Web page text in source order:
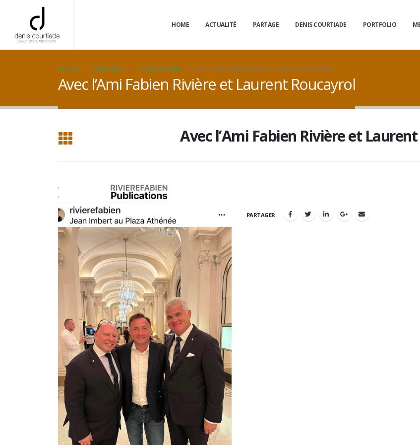
HOME ACTUALITÉ PARTAGE DENIS COURTIADE PORTFOLIO
ACCUEIL PORTFOLIO PLAZA ATHÉNÉE AVEC L’AMI FABIEN RIVIÈRE ET LAURENT ROUCAYROL
Avec l’Ami Fabien Rivière et Laurent Roucayrol
Avec l’Ami Fabien Rivière et
PARTAGER